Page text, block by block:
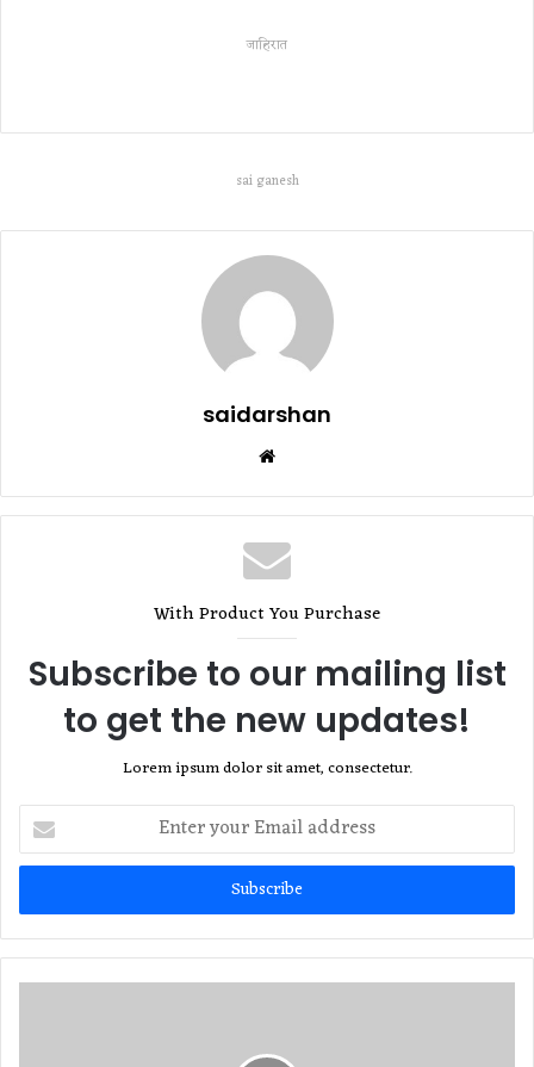
जाहिरात
sai ganesh
saidarshan
With Product You Purchase
Subscribe to our mailing list
to get the new updates!
Lorem ipsum dolor sit amet, consectetur.
Enter
your
Email